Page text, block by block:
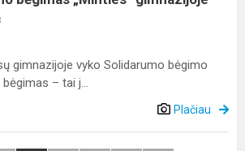
gimnazijoje vyko Solidarumo bėgimo
– tai j...
Plačiau